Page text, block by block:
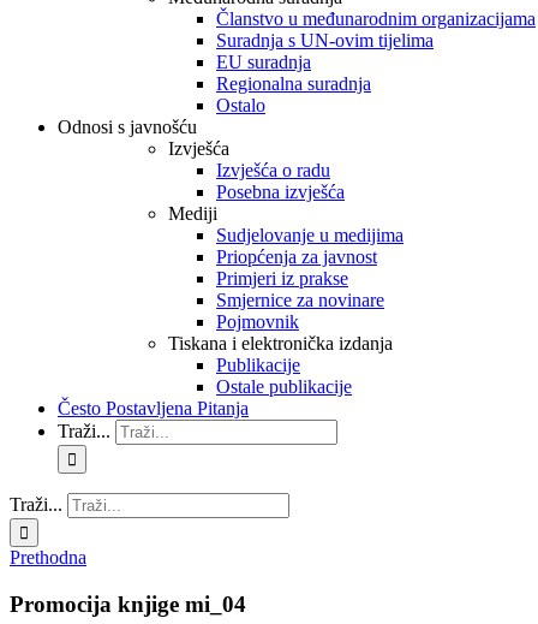
Članstvo u međunarodnim organizacijama
Suradnja s UN-ovim tijelima
EU suradnja
Regionalna suradnja
Ostalo
Odnosi s javnošću
Izvješća
Izvješća o radu
Posebna izvješća
Mediji
Sudjelovanje u medijima
Priopćenja za javnost
Primjeri iz prakse
Smjernice za novinare
Pojmovnik
Tiskana i elektronička izdanja
Publikacije
Ostale publikacije
Često Postavljena Pitanja
Traži...
Traži...
Prethodna
Promocija knjige mi_04